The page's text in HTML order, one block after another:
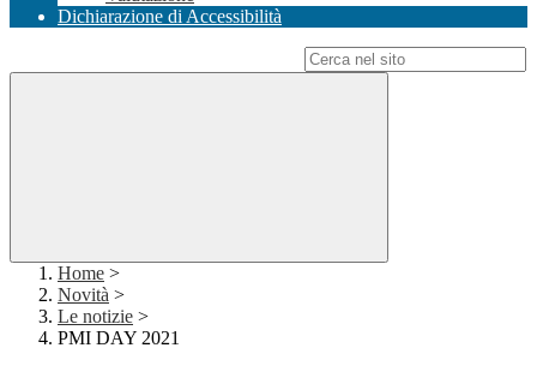
Dichiarazione di Accessibilità
Home >
Novità >
Le notizie >
PMI DAY 2021